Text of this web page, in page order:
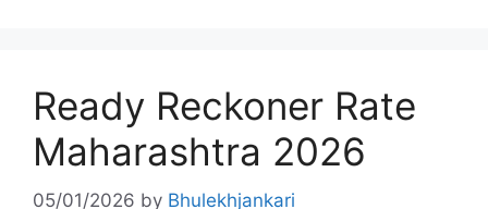
Ready Reckoner Rate
Maharashtra 2026
05/01/2026 by Bhulekhjankari